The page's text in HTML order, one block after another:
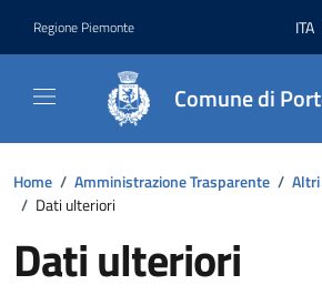
Regione Piemonte ITA
Comune di
Home / Amministrazione Trasparente /
/ Dati ulteriori
Dati ulteriori